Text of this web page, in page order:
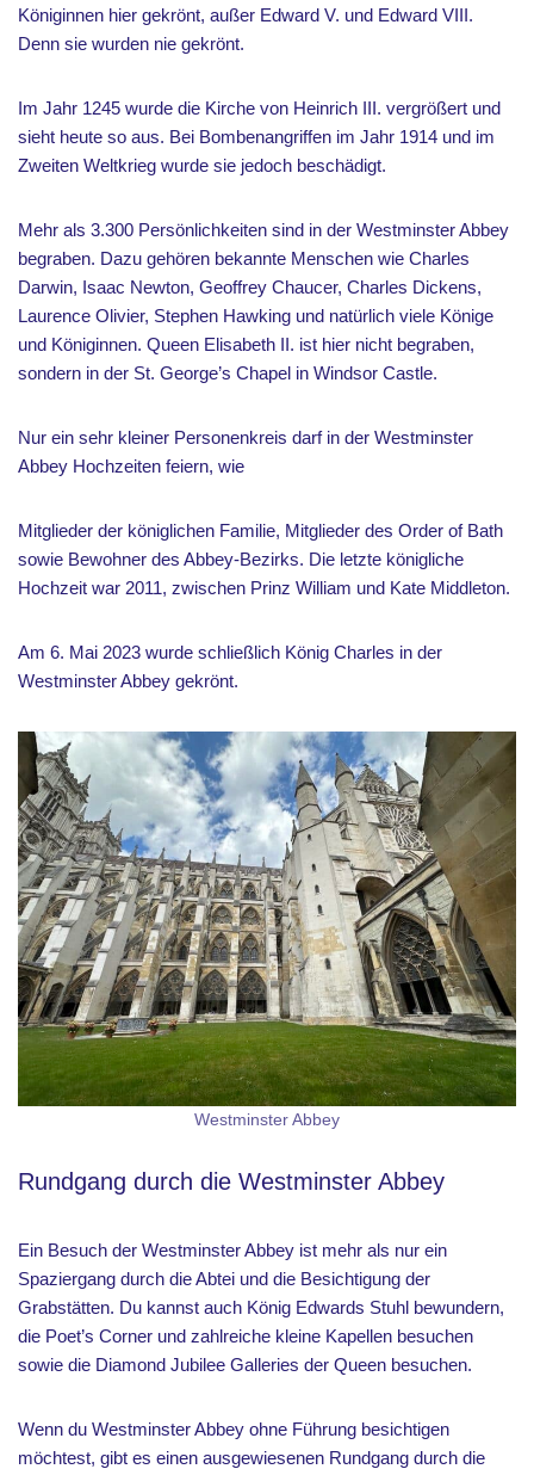
Königinnen hier gekrönt, außer Edward V. und Edward VIII.
Denn sie wurden nie gekrönt.
Im Jahr 1245 wurde die Kirche von Heinrich III. vergrößert und
sieht heute so aus. Bei Bombenangriffen im Jahr 1914 und im
Zweiten Weltkrieg wurde sie jedoch beschädigt.
Mehr als 3.300 Persönlichkeiten sind in der Westminster Abbey
begraben. Dazu gehören bekannte Menschen wie Charles
Darwin, Isaac Newton, Geoffrey Chaucer, Charles Dickens,
Laurence Olivier, Stephen Hawking und natürlich viele Könige
und Königinnen. Queen Elisabeth II. ist hier nicht begraben,
sondern in der St. George’s Chapel in Windsor Castle.
Nur ein sehr kleiner Personenkreis darf in der Westminster
Abbey Hochzeiten feiern, wie
Mitglieder der königlichen Familie, Mitglieder des Order of Bath
sowie Bewohner des Abbey-Bezirks. Die letzte königliche
Hochzeit war 2011, zwischen Prinz William und Kate Middleton.
Am 6. Mai 2023 wurde schließlich König Charles in der
Westminster Abbey gekrönt.
Westminster Abbey
Rundgang durch die Westminster Abbey
Ein Besuch der Westminster Abbey ist mehr als nur ein
Spaziergang durch die Abtei und die Besichtigung der
Grabstätten. Du kannst auch König Edwards Stuhl bewundern,
die Poet’s Corner und zahlreiche kleine Kapellen besuchen
sowie die Diamond Jubilee Galleries der Queen besuchen.
Wenn du Westminster Abbey ohne Führung besichtigen
möchtest, gibt es einen ausgewiesenen Rundgang durch die